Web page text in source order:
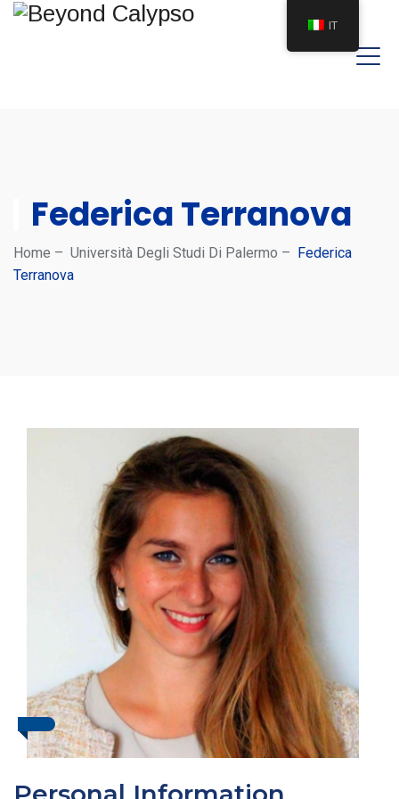
Federica Terranova
Home – Università Degli Studi Di Palermo – Federica
Terranova
IT